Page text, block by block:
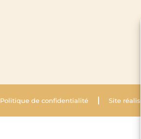
Politique de confidentialité Site